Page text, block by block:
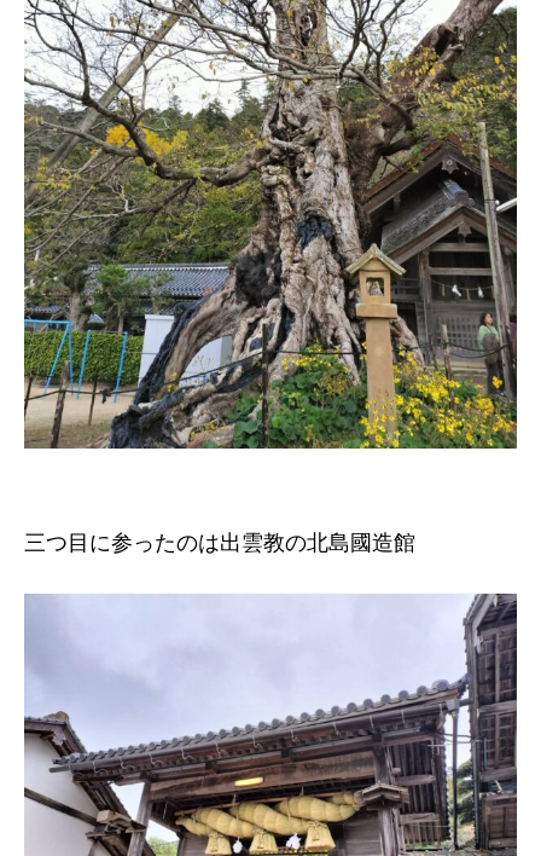
三つ目に参ったのは出雲教の北島國造館